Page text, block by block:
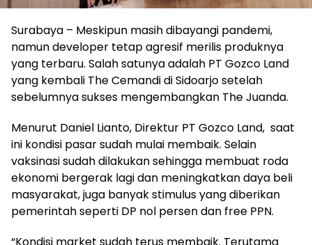
Surabaya – Meskipun masih dibayangi pandemi,
namun developer tetap agresif merilis produknya
yang terbaru. Salah satunya adalah PT Gozco Land
yang kembali The Cemandi di Sidoarjo setelah
sebelumnya sukses mengembangkan The Juanda.
Menurut Daniel Lianto, Direktur PT Gozco Land, saat
ini kondisi pasar sudah mulai membaik. Selain
vaksinasi sudah dilakukan sehingga membuat roda
ekonomi bergerak lagi dan meningkatkan daya beli
masyarakat, juga banyak stimulus yang diberikan
pemerintah seperti DP nol persen dan free PPN.